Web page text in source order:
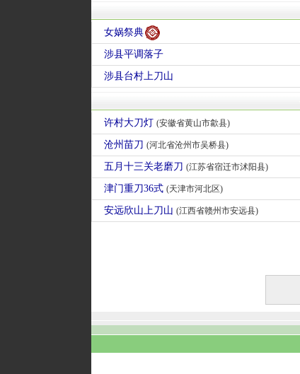
女娲祭典
涉县平调落子
涉县台村上刀山
许村大刀灯 (安徽省黄山市歙县)
沧州苗刀 (河北省沧州市吴桥县)
五月十三关老磨刀 (江苏省宿迁市沭阳县)
津门重刀36式 (天津市河北区)
安远欣山上刀山 (江西省赣州市安远县)